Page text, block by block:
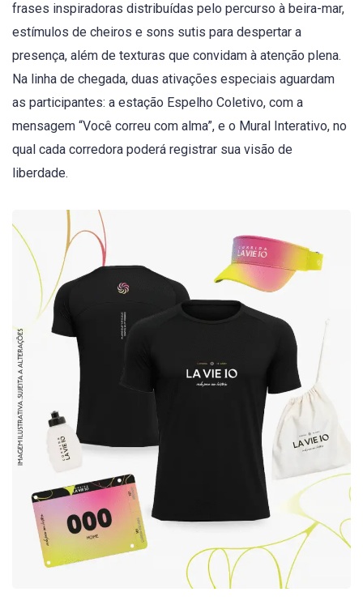
frases inspiradoras distribuídas pelo percurso à beira-mar,
estímulos de cheiros e sons sutis para despertar a
presença, além de texturas que convidam à atenção plena.
Na linha de chegada, duas ativações especiais aguardam
as participantes: a estação Espelho Coletivo, com a
mensagem “Você correu com alma”, e o Mural Interativo, no
qual cada corredora poderá registrar sua visão de
liberdade.